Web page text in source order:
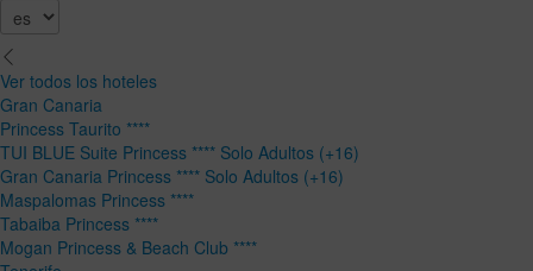
Ver todos los hoteles
Gran Canaria
Princess Taurito ****
TUI BLUE Suite Princess **** Solo Adultos (+16)
Gran Canaria Princess **** Solo Adultos (+16)
Maspalomas Princess ****
Tabaiba Princess ****
Mogan Princess & Beach Club ****